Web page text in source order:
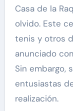
Casa de la
olvido. Este
tenis y otros
anunciado
Sin embargo,
entusiastas
realización.